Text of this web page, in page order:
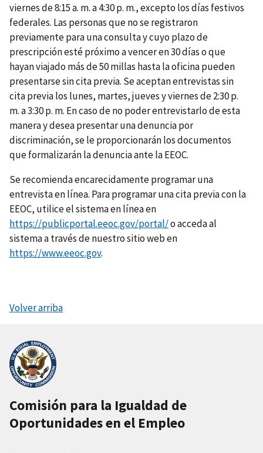
viernes de 8:15 a. m. a 4:30 p. m., excepto los días festivos
federales. Las personas que no se registraron
previamente para una consulta y cuyo plazo de
prescripción esté próximo a vencer en 30 días o que
hayan viajado más de 50 millas hasta la oficina pueden
presentarse sin cita previa. Se aceptan entrevistas sin
cita previa los lunes, martes, jueves y viernes de 2:30 p.
m. a 3:30 p. m. En caso de no poder entrevistarlo de esta
manera y desea presentar una denuncia por
discriminación, se le proporcionarán los documentos
que formalizarán la denuncia ante la EEOC.
Se recomienda encarecidamente programar una
entrevista en línea. Para programar una cita previa con la
EEOC, utilice el sistema en línea en
https://publicportal.eeoc.gov/portal/o acceda al
sistema a través de nuestro sitio web en
https://www.eeoc.gov.
Volver arriba
Comisión para la Igualdad de
Oportunidades en el Empleo